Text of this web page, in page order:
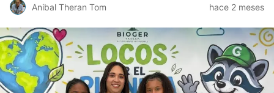
Anibal Theran Tom hace 2 meses